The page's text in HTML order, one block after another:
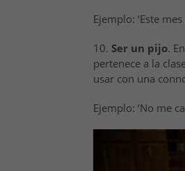
Ejemplo: ‘Este mes
10. Ser un pijo.
pertenece a la
usar con una
Ejemplo: ‘No me